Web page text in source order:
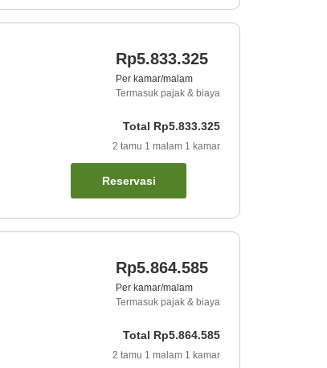
Rp5.833.325
Per kamar/malam
Termasuk pajak & biaya
Total Rp5.833.325
2 tamu 1 malam 1 kamar
Reservasi
Rp5.864.585
Per kamar/malam
Termasuk pajak & biaya
Total Rp5.864.585
2 tamu 1 malam 1 kamar